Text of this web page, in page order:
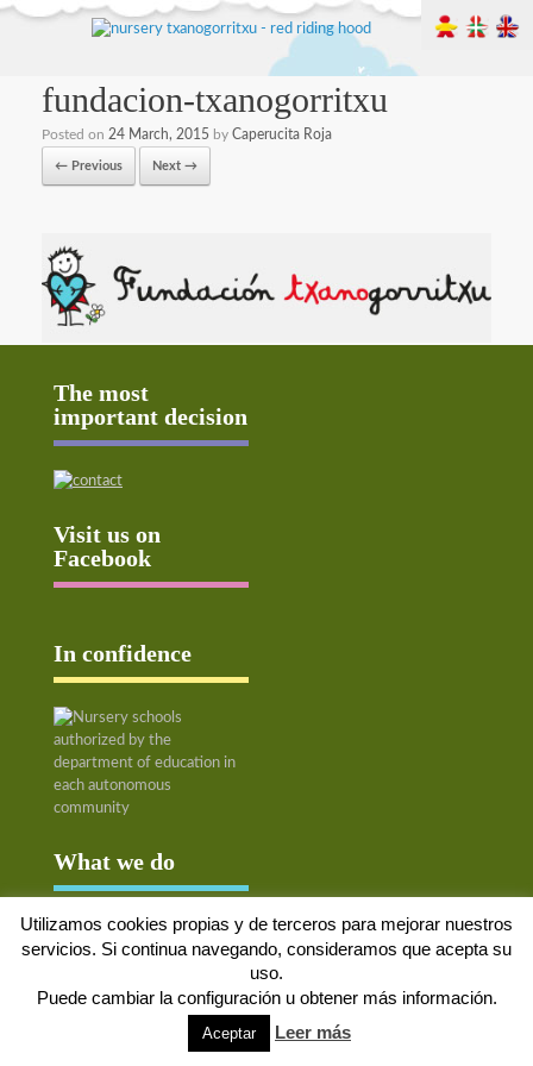
fundacion-txanogorritxu
Posted on 24 March, 2015 by Caperucita Roja
← Previous Next →
The most
important decision
Visit us on
Facebook
In confidence
What we do
Utilizamos cookies propias y de terceros para mejorar nuestros
servicios. Si continua navegando, consideramos que acepta su
uso.
Puede cambiar la configuración u obtener más información.
Aceptar Leer más
Aviso Legal Política de cookies Protección de datos Solicitud de baja
Web desarrollada porAlpex Digital